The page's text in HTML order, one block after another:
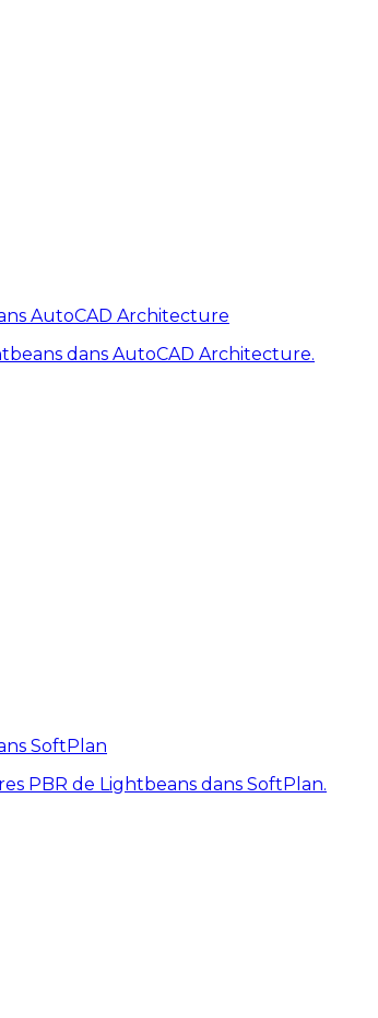
AutoCAD Architecture
dans AutoCAD Architecture.
SoftPlan
PBR de Lightbeans dans SoftPlan.